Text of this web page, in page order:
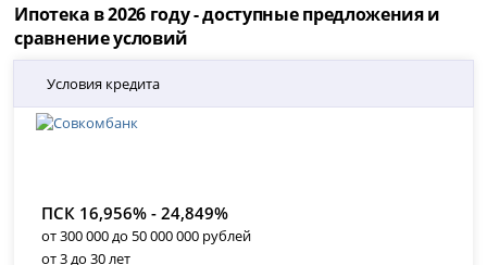
Ипотека в 2026 году - доступные предложения и
сравнение условий
Условия кредита
ПСК 16,956% - 24,849%
от 300 000 до 50 000 000 рублей
от 3 до 30 лет